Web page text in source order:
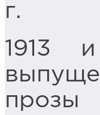
г.
1913